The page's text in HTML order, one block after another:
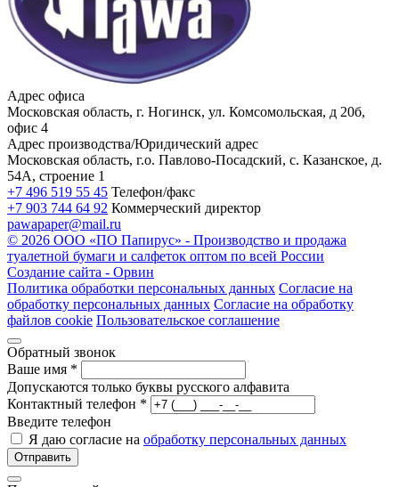
Адрес офиса
Московская область, г. Ногинск, ул. Комсомольская, д 20б,
офис 4
Адрес производства/Юридический адрес
Московская область, г.о. Павлово-Посадский, с. Казанское, д.
54А, строение 1
+7 496 519 55 45 Телефон/факс
+7 903 744 64 92 Коммерческий директор
pawapaper@mail.ru
© 2026 ООО «ПО Папирус» - Производство и продажа
туалетной бумаги и салфеток оптом по всей России
Создание сайта - Орвин
Политика обработки персональных данных Согласие на
обработку персональных данных Согласие на обработку
файлов cookie Пользовательское соглашение
Обратный звонок
Ваше имя *
Допускаются только буквы русского алфавита
Контактный телефон *
Введите телефон
Я даю согласие на обработку персональных данных
Отправить